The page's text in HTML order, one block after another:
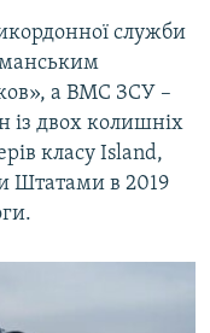
служби
а ВМС ЗСУ –
із двох колишніх
класу Island,
Штатами в 2019